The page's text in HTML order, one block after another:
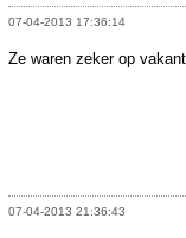
07-04-2013 17:36:14
Ze waren zeker op
07-04-2013 21:36:43